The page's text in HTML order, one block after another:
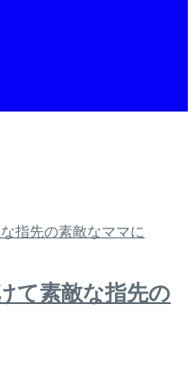
て素敵な指先の